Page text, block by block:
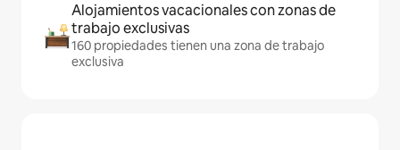
Alojamientos vacacionales con zonas de
trabajo exclusivas
160 propiedades tienen una zona de trabajo
exclusiva